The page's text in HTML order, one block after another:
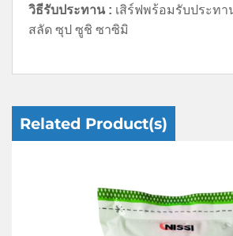
วิธีรับประทาน : เสิร์ฟพร้อมรับประทา
สลัด ซุป ซูชิ ซาซิมิ
Related Product(s)